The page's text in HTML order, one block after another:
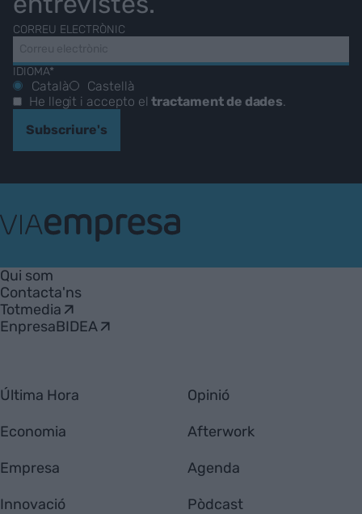
CORREU ELECTRÒNIC
IDIOMA*
Català
Castellà
He llegit i accepto eltractament de dades
Subscriure's
Empresa
Qui som
Contacta'ns
Totmedia
EnpresaBIDEA
Última Hora
Economia
Empresa
Innovació
Opinió
Afterwork
Agenda
Pòdcast